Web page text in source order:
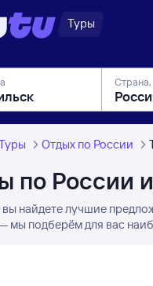
Туры
Страна,
Отдых по России
по России
вы найдете лучшие
мы подберём для вас